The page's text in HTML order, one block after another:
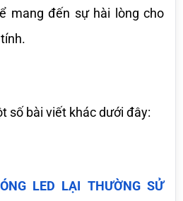
mang đến sự hài lòng cho
số bài viết khác dưới đây:
LED LẠI THƯỜNG SỬ